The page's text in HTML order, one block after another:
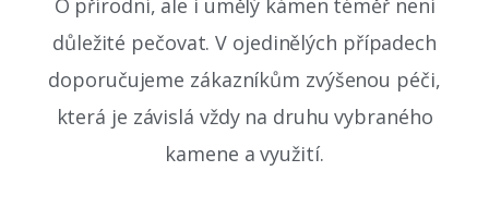
důležité pečovat. V ojedinělých případech
doporučujeme zákazníkům zvýšenou péči,
která je závislá vždy na druhu vybraného
kamene a využití.